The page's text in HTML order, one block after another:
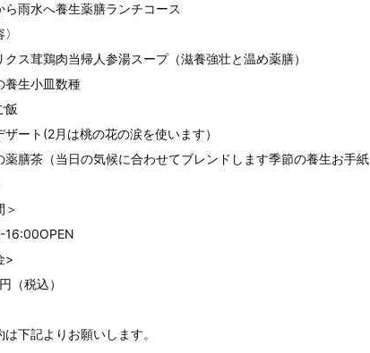
ら雨水へ養生薬膳ランチコース
クス茸鶏肉当帰人参湯スープ（滋養強壮と温め薬膳）
養生小皿数種
飯
ザート(2月は桃の花の涙を使います）
薬膳茶（当日の気候に合わせてブレンドします季節の養生お手紙
＞
16:00OPEN
>
（税込）
は下記よりお願いします。